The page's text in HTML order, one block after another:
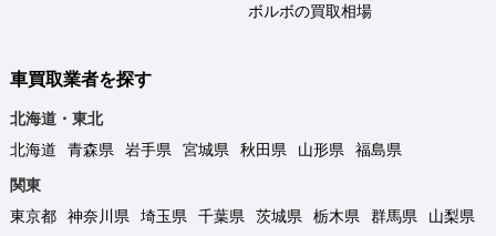
ボルボの買取相場
車買取業者を探す
北海道・東北
北海道
青森県 岩手県 宮城県 秋田県 山形県
福島県
関東
東京都
神奈川県 埼玉県 千葉県 茨城県 栃木県 群馬県
山梨県